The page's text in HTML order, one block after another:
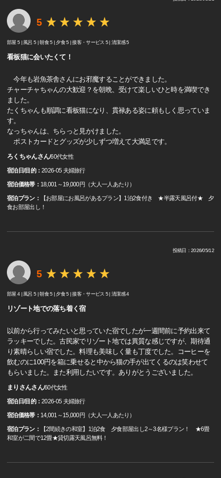
5
部屋 5 | 風呂 5 |朝食 5 | 夕食 5 |接客・サービス 5 |清潔感 5
看板猫に会いたくて！
今年も岩魚茶舎さんにお邪魔することができました。
チャーチャちゃんの大歓迎？を朝晩、受けて楽しいひと時を満喫でき
ました。
たくちゃんも順調に看板猫になり、貫禄ある姿に頼もしく思っていま
す。
なっちゃんは、ちらっと見かけました。
ポストカードとグッズが少しずつ増えて大満足です。
ろくちゃんさん/60代女性
宿泊日/目的：2026-05 夫婦旅行
宿泊価格帯： 18,001～19,000円（大人一人あたり）
宿泊プラン：
【お部屋にお風呂があるプラン】1泊2食付き ★半露天風呂付★ 夕
食お部屋出し！
投稿日：2026/05/12
5
部屋 4 | 風呂 5 |朝食 5 | 夕食 5 |接客・サービス 5 |清潔感 4
リゾート地での落ち着く宿
以前から行ってみたいと思っていた宿でしたが一週間前に予約出来て
ラッキーでした。古民家でリゾート地では異質な感じですが、期待通
り素晴らしい宿でした。料理も美味しく量も丁度でした。コーヒーを
飲むのに100円を箱に乗せると中から猫の手が出てくるのは笑わせて
もらいました。また利用したいです。ありがとうございました。
まりさんさん/60代女性
宿泊日/目的：2026-05 夫婦旅行
宿泊価格帯： 14,001～15,000円（大人一人あたり）
宿泊プラン：
【2間続きの和室】1泊2食 夕食部屋出し2～3名様プラン！ ★6畳
和室が二間で12畳★貸切露天風呂無料！